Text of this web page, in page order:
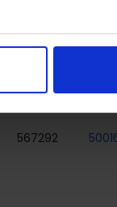
567292